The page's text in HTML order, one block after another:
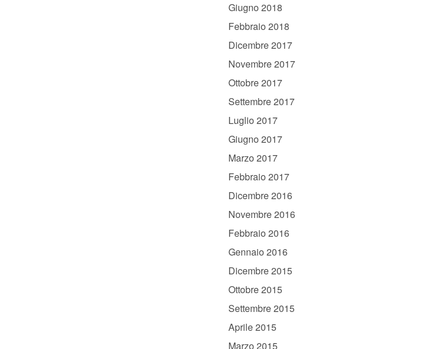
Giugno 2018
Febbraio 2018
Dicembre 2017
Novembre 2017
Ottobre 2017
Settembre 2017
Luglio 2017
Giugno 2017
Marzo 2017
Febbraio 2017
Dicembre 2016
Novembre 2016
Febbraio 2016
Gennaio 2016
Dicembre 2015
Ottobre 2015
Settembre 2015
Aprile 2015
Marzo 2015